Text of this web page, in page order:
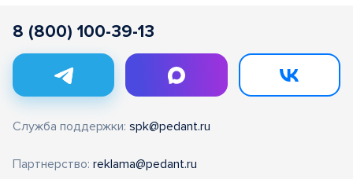
8 (800) 100-39-13
Служба поддержки: spk@pedant.ru
Партнерство: reklama@pedant.ru